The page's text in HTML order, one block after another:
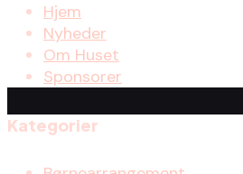
Hjem
Nyheder
Om Huset
Sponsorer
Kategorier